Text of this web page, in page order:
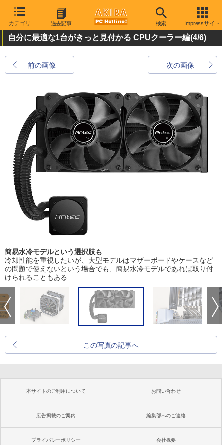
カテゴリ 過去記事 検索 Impressサイト
自分に最適な1台がきっと見付かる CPUクーラー編(4/6)
前の画像 次の画像
簡易水冷モデルという選択肢も
冷却性能を重視したいが、大型モデルはマザーボードやケースなど
の問題で使えないという場合でも、簡易水冷モデルであれば取り付
けられることもある
この写真の記事へ
本サイトのご利用について お問い合わせ
広告掲載のご案内 編集部へのご連絡
プライバシーポリシー 会社概要